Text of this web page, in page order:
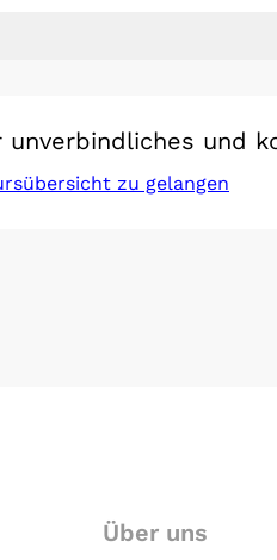
unverbindliches und
zu gelangen
Über uns